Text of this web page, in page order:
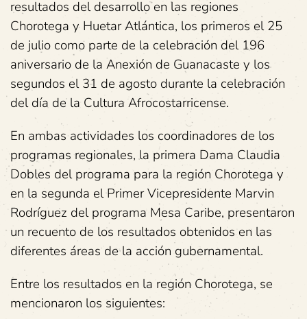
resultados del desarrollo en las regiones
Chorotega y Huetar Atlántica, los primeros el 25
de julio como parte de la celebración del 196
aniversario de la Anexión de Guanacaste y los
segundos el 31 de agosto durante la celebración
del día de la Cultura Afrocostarricense.
En ambas actividades los coordinadores de los
programas regionales, la primera Dama Claudia
Dobles del programa para la región Chorotega y
en la segunda el Primer Vicepresidente Marvin
Rodríguez del programa Mesa Caribe, presentaron
un recuento de los resultados obtenidos en las
diferentes áreas de la acción gubernamental.
Entre los resultados en la región Chorotega, se
mencionaron los siguientes: